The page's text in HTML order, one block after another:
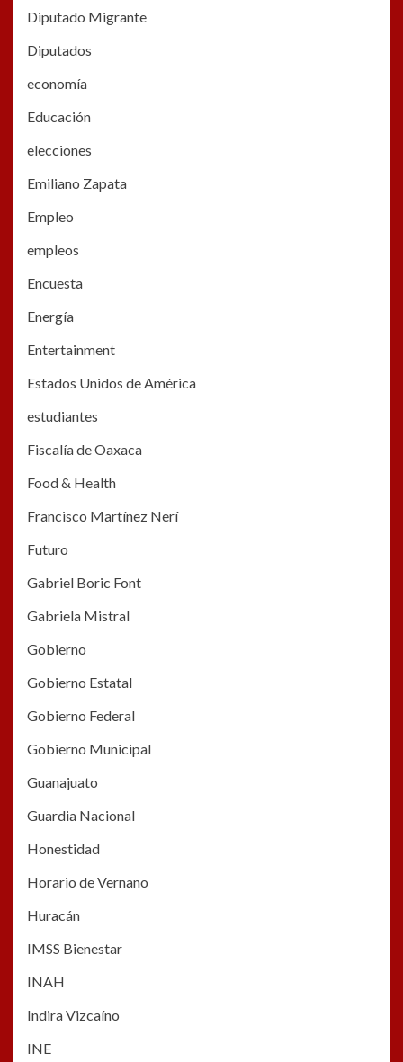
Diputado Migrante
Diputados
economía
Educación
elecciones
Emiliano Zapata
Empleo
empleos
Encuesta
Energía
Entertainment
Estados Unidos de América
estudiantes
Fiscalía de Oaxaca
Food & Health
Francisco Martínez Nerí
Futuro
Gabriel Boric Font
Gabriela Mistral
Gobierno
Gobierno Estatal
Gobierno Federal
Gobierno Municipal
Guanajuato
Guardia Nacional
Honestidad
Horario de Vernano
Huracán
IMSS Bienestar
INAH
Indira Vizcaíno
INE